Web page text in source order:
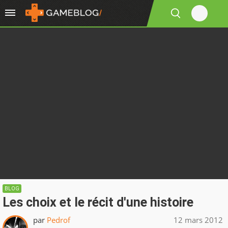
BLOG
Les choix et le récit d'une histoire
par Pedrof 12 mars 2012